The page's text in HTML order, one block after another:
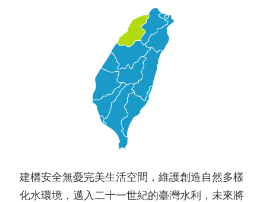
建構安全無憂完美生活空間，維護創造自然多樣
化水環境，邁入二十一世紀的臺灣水利，未來將